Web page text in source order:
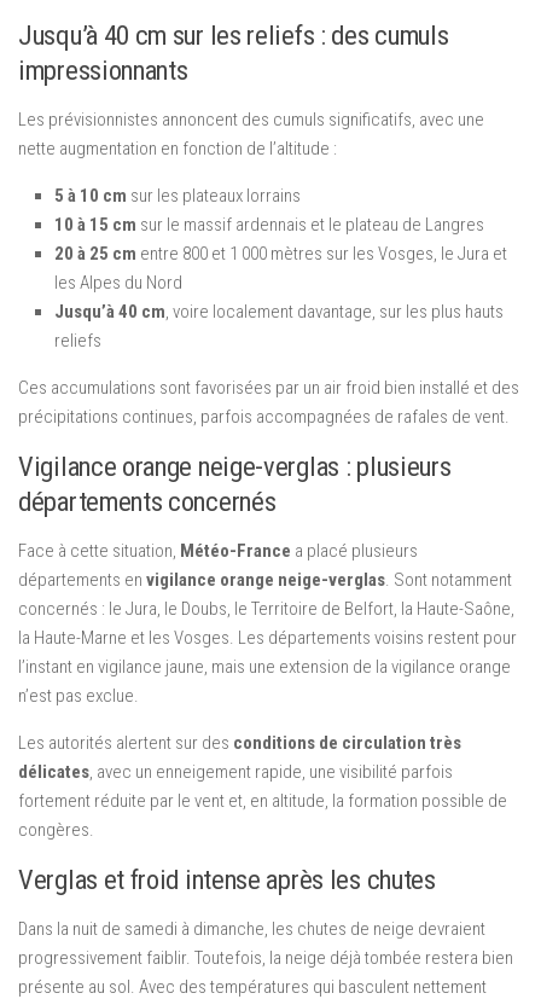
Jusqu’à 40 cm sur les reliefs : des cumuls
impressionnants
Les prévisionnistes annoncent des cumuls significatifs, avec une
nette augmentation en fonction de l’altitude :
5 à 10 cm sur les plateaux lorrains
10 à 15 cm sur le massif ardennais et le plateau de Langres
20 à 25 cm entre 800 et 1 000 mètres sur les Vosges, le Jura et
les Alpes du Nord
Jusqu’à 40 cm, voire localement davantage, sur les plus hauts
reliefs
Ces accumulations sont favorisées par un air froid bien installé et des
précipitations continues, parfois accompagnées de rafales de vent.
Vigilance orange neige-verglas : plusieurs
départements concernés
Face à cette situation, Météo-France a placé plusieurs
départements en vigilance orange neige-verglas. Sont notamment
concernés : le Jura, le Doubs, le Territoire de Belfort, la Haute-Saône,
la Haute-Marne et les Vosges. Les départements voisins restent pour
l’instant en vigilance jaune, mais une extension de la vigilance orange
n’est pas exclue.
Les autorités alertent sur des conditions de circulation très
délicates, avec un enneigement rapide, une visibilité parfois
fortement réduite par le vent et, en altitude, la formation possible de
congères.
Verglas et froid intense après les chutes
Dans la nuit de samedi à dimanche, les chutes de neige devraient
progressivement faiblir. Toutefois, la neige déjà tombée restera bien
présente au sol. Avec des températures qui basculent nettement